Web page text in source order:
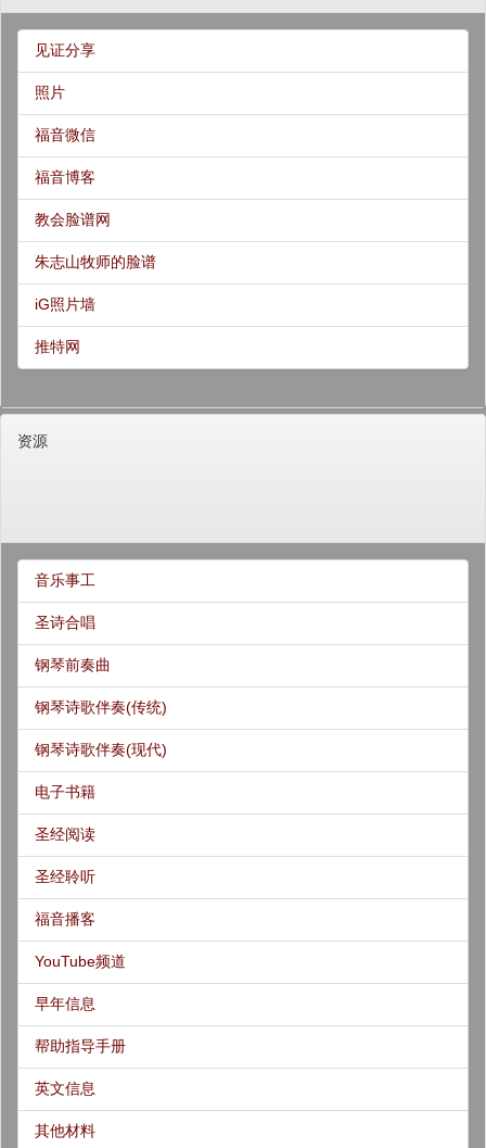
见证分享
照片
福音微信
福音博客
教会脸谱网
朱志山牧师的脸谱
iG照片墙
推特网
资源
音乐事工
圣诗合唱
钢琴前奏曲
钢琴诗歌伴奏(传统)
钢琴诗歌伴奏(现代)
电子书籍
圣经阅读
圣经聆听
福音播客
YouTube频道
早年信息
帮助指导手册
英文信息
其他材料